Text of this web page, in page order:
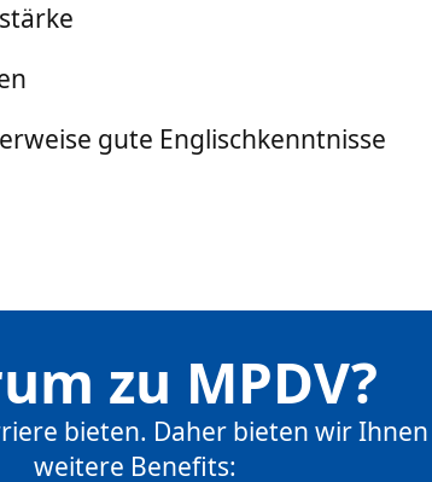
gute Englischkenntnisse
zu MPDV?
bieten. Daher bieten wir
weitere Benefits: